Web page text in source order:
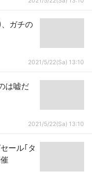
ガチの
2021/5/22(Sa) 13:10
は嘘だ
2021/5/22(Sa) 13:10
ール｢タ